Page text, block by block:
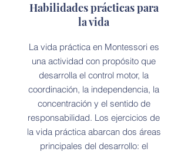
Habilidades prácticas para
la vida
La vida práctica en Montessori es
una actividad con propósito que
desarrolla el control motor, la
coordinación, la independencia, la
concentración y el sentido de
responsabilidad. Los ejercicios de
la vida práctica abarcan dos áreas
principales del desarrollo: el